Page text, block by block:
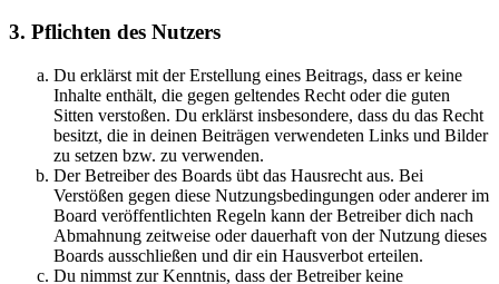
3. Pflichten des Nutzers
Du erklärst mit der Erstellung eines Beitrags, dass er keine
Inhalte enthält, die gegen geltendes Recht oder die guten
Sitten verstoßen. Du erklärst insbesondere, dass du das Recht
besitzt, die in deinen Beiträgen verwendeten Links und Bilder
zu setzen bzw. zu verwenden.
Der Betreiber des Boards übt das Hausrecht aus. Bei
Verstößen gegen diese Nutzungsbedingungen oder anderer im
Board veröffentlichten Regeln kann der Betreiber dich nach
Abmahnung zeitweise oder dauerhaft von der Nutzung dieses
Boards ausschließen und dir ein Hausverbot erteilen.
Du nimmst zur Kenntnis, dass der Betreiber keine